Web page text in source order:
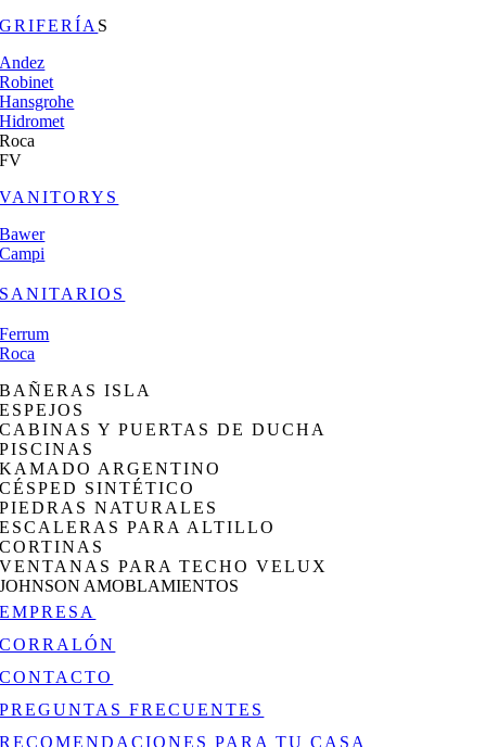
GRIFERÍA S
Andez
Robinet
Hansgrohe
Hidromet
Roca
FV
VANITORYS
Bawer
Campi
SANITARIOS
Ferrum
Roca
BAÑERAS ISLA
ESPEJOS
CABINAS Y PUERTAS DE DUCHA
PISCINAS
KAMADO ARGENTINO
CÉSPED SINTÉTICO
PIEDRAS NATURALES
ESCALERAS PARA ALTILLO
CORTINAS
VENTANAS PARA TECHO VELUX
JOHNSON AMOBLAMIENTOS
EMPRESA
CORRALÓN
CONTACTO
PREGUNTAS FRECUENTES
RECOMENDACIONES PARA TU CASA